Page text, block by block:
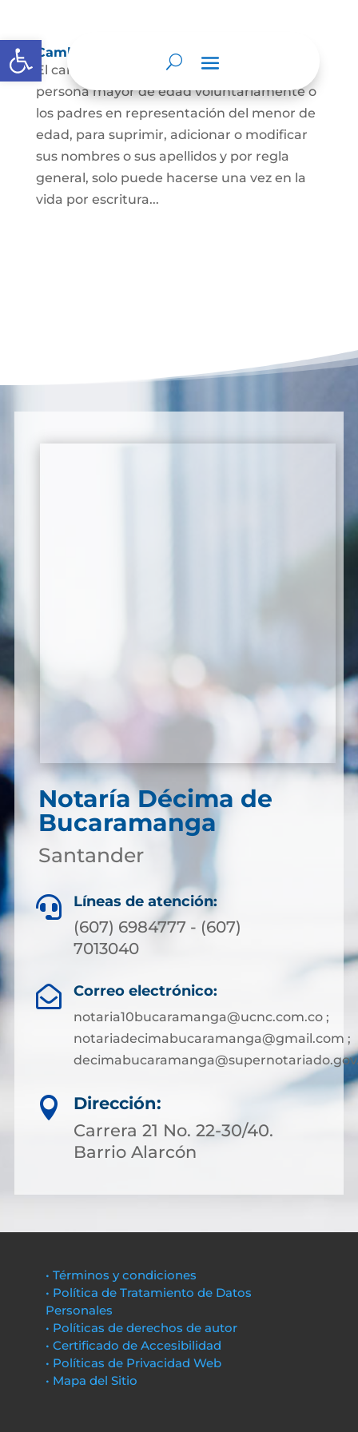
Abrir barra de herramientas
Cambio Nombre
El cambio de nombre lo podrá hacer la
persona mayor de edad voluntariamente o
los padres en representación del menor de
edad, para suprimir, adicionar o modificar
sus nombres o sus apellidos y por regla
general, solo puede hacerse una vez en la
vida por escritura...
Notaría Décima de
Bucaramanga
Santander
 Líneas de atención:
(607) 6984777 - (607)
7013040
 Correo electrónico:
notaria10bucaramanga@ucnc.com.co ;
notariadecimabucaramanga@gmail.com ;

Dirección:
Carrera 21 No. 22-30/40.
Barrio Alarcón
• Términos y condiciones
• Política de Tratamiento de Datos
Personales
• Políticas de derechos de autor
• Certificado de Accesibilidad
• Políticas de Privacidad Web
• Mapa del Sitio